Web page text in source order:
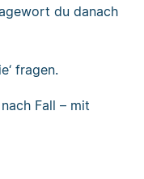
du danach
fragen.
Fall – mit